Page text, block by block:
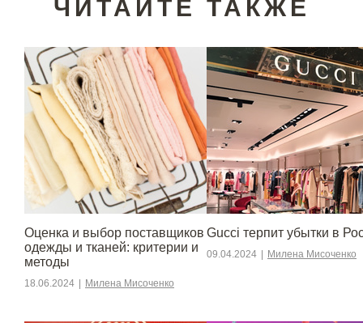
ЧИТАЙТЕ ТАКЖЕ
Оценка и выбор поставщиков
одежды и тканей: критерии и
методы
18.06.2024 | Милена Мисоченко
Gucci терпит убытки в
09.04.2024 | Милена Мисоченко